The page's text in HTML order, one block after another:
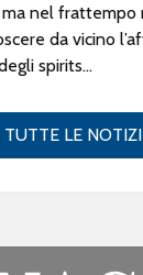
ma nel frattempo
da vicino
spirits...
TUTTE LE